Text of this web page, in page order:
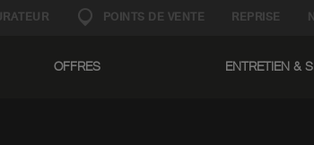
POINTS DE VENTE REPRISE
OFFRES ENTRETIEN &